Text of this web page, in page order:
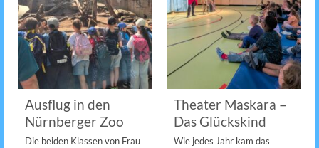
Ausflug in den
Nürnberger Zoo
Die beiden Klassen von Frau
Theater Maskara –
Das Glückskind
Wie jedes Jahr kam das